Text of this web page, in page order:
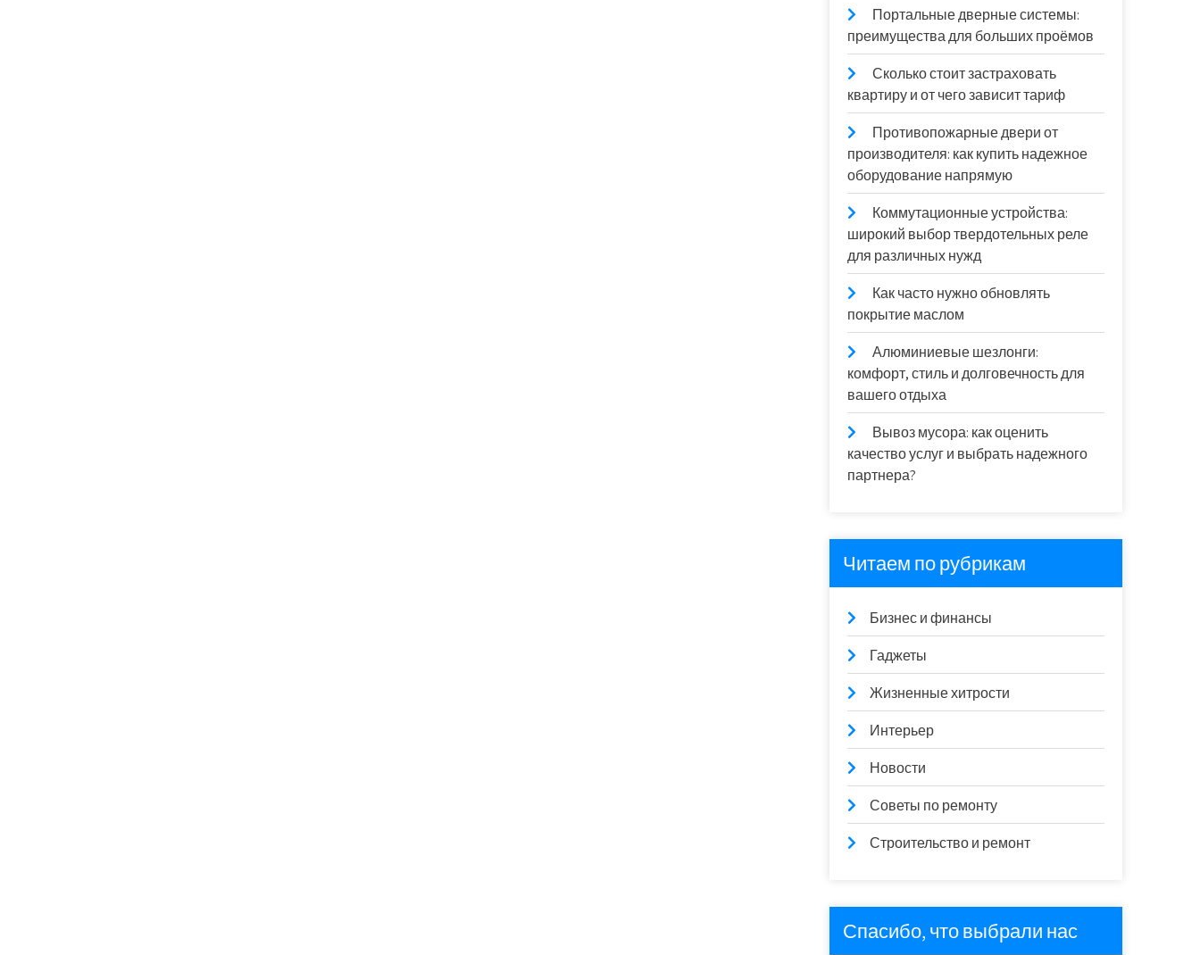
Портальные дверные системы:
преимущества для больших проёмов
Сколько стоит застраховать
квартиру и от чего зависит тариф
Противопожарные двери от
производителя: как купить надежное
оборудование напрямую
Коммутационные устройства:
широкий выбор твердотельных реле
для различных нужд
Как часто нужно обновлять
покрытие маслом
Алюминиевые шезлонги:
комфорт, стиль и долговечность для
вашего отдыха
Вывоз мусора: как оценить
качество услуг и выбрать надежного
партнера?
Читаем по рубрикам
Бизнес и финансы
Гаджеты
Жизненные хитрости
Интерьер
Новости
Советы по ремонту
Строительство и ремонт
Спасибо, что выбрали нас